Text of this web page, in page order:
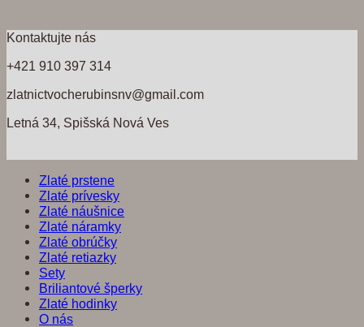
Kontaktujte nás
+421 910 397 314
zlatnictvocherubinsnv@gmail.com
Letná 34, Spišská Nová Ves
Zlaté prstene
Zlaté prívesky
Zlaté náušnice
Zlaté náramky
Zlaté obrúčky
Zlaté retiazky
Sety
Briliantové šperky
Zlaté hodinky
O nás